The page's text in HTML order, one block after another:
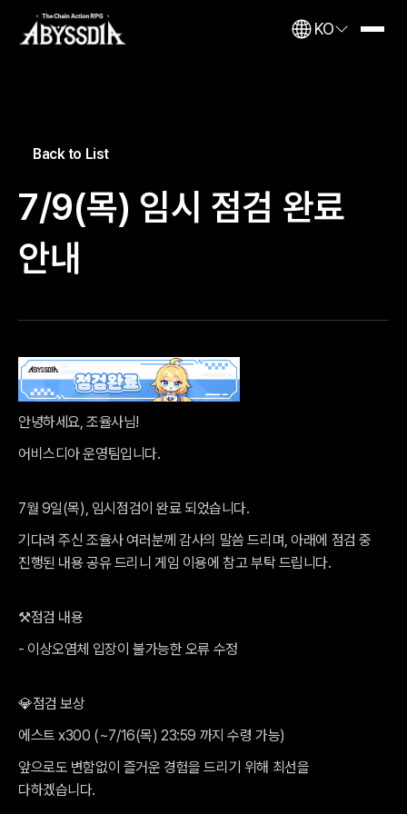
KO
Back to List
7/9(목) 임시 점검 완료
안내
안녕하세요, 조율사님!
어비스디아 운영팀입니다.
7월 9일(목), 임시점검이 완료 되었습니다.
기다려 주신 조율사 여러분께 감사의 말씀 드리며, 아래에 점검 중
진행된 내용 공유 드리니 게임 이용에 참고 부탁 드립니다.
⚒️점검 내용
- 이상오염체 입장이 불가능한 오류 수정
💎점검 보상
에스트 x300 (~7/16(목) 23:59 까지 수령 가능)
앞으로도 변함없이 즐거운 경험을 드리기 위해 최선을
다하겠습니다.